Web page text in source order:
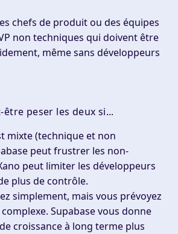
chefs de produit ou des équipes
non techniques qui doivent être
même sans développeurs
peser les deux si...
mixte (technique et non
peut frustrer les non-
peut limiter les développeurs
plus de contrôle.
simplement, mais vous prévoyez
Supabase vous donne
croissance à long terme plus